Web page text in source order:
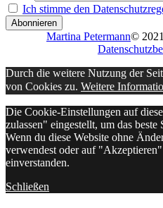
Ich stimme den
Martina Petermann© 2021
Durch die weitere Nutzung der
von Cookies zu. Weitere
Die Cookie-Einstellungen auf
zulassen" eingestellt, um das
Wenn du diese Website ohne
verwendest oder auf
einverstanden.
Schließen